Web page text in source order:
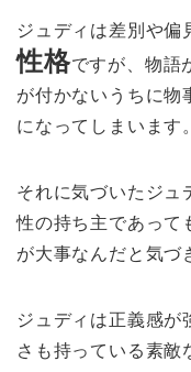
ジュディは差別や偏
性格ですが、物語
が付かないうちに物
になってしまいます。
それに気づいたジュ
性の持ち主であって
が大事なんだと気づ
ジュディは正義感が
さも持っている素敵